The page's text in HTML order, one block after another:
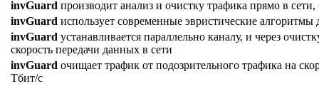
invGuard производит анализ и очистку трафика прямо в сети,
invGuard использует современные эвристические
invGuard устанавливается параллельно каналу, и через
скорость передачи данных в сети
invGuard очищает трафик от подозрительного трафика на
Тбит/с